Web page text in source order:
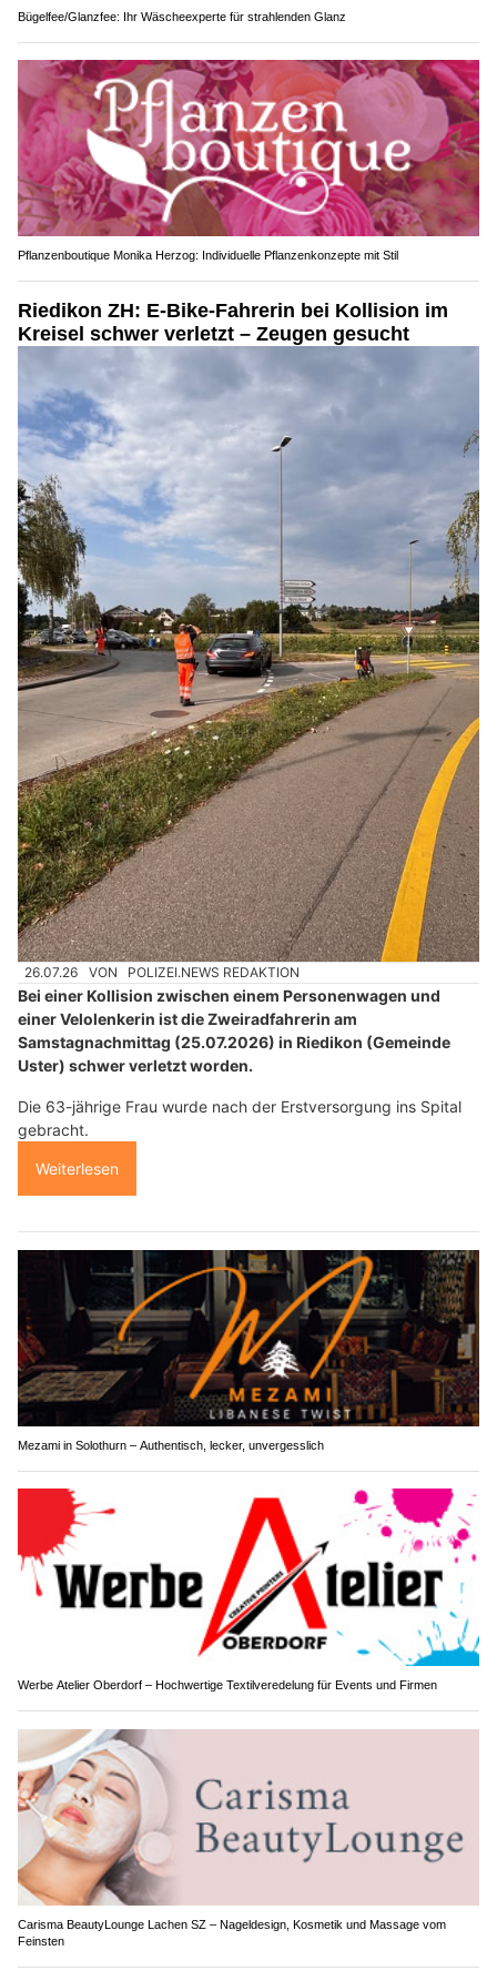
Bügelfee/Glanzfee: Ihr Wäscheexperte für strahlenden Glanz
Pflanzenboutique Monika Herzog: Individuelle Pflanzenkonzepte mit Stil
Riedikon ZH: E-Bike-Fahrerin bei Kollision im
Kreisel schwer verletzt – Zeugen gesucht
26.07.26 VON POLIZEI.NEWS REDAKTION
Bei einer Kollision zwischen einem Personenwagen und
einer Velolenkerin ist die Zweiradfahrerin am
Samstagnachmittag (25.07.2026) in Riedikon (Gemeinde
Uster) schwer verletzt worden.
Die 63-jährige Frau wurde nach der Erstversorgung ins Spital
gebracht.
Weiterlesen
Mezami in Solothurn – Authentisch, lecker, unvergesslich
Werbe Atelier Oberdorf – Hochwertige Textilveredelung für Events und Firmen
Carisma BeautyLounge Lachen SZ – Nageldesign, Kosmetik und Massage vom
Feinsten